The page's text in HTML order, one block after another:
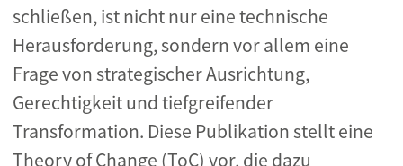
schließen, ist nicht nur eine technische
Herausforderung, sondern vor allem eine
Frage von strategischer Ausrichtung,
Gerechtigkeit und tiefgreifender
Transformation. Diese Publikation stellt eine
Theory of Change (ToC) vor, die dazu